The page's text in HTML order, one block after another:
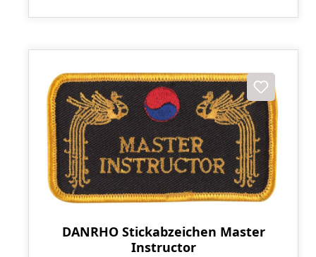
DANRHO Stickabzeichen Master
Instructor